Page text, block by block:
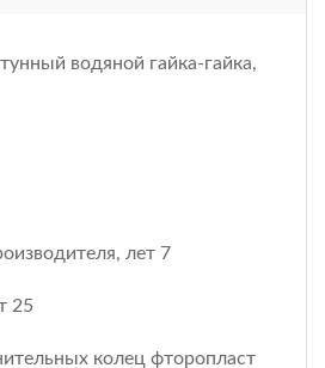
водяной гайка-гайка,
лет 7
25
колец фторопласт